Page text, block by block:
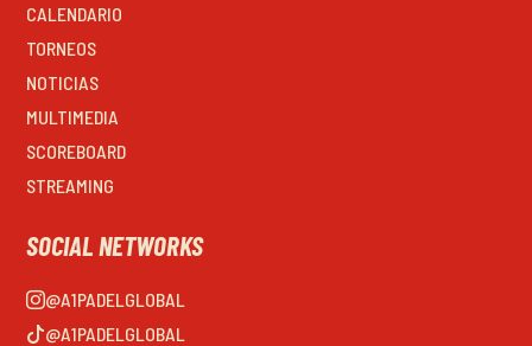
CALENDARIO
TORNEOS
NOTICIAS
MULTIMEDIA
SCOREBOARD
STREAMING
SOCIAL NETWORKS
@A1PADELGLOBAL
@A1PADELGLOBAL